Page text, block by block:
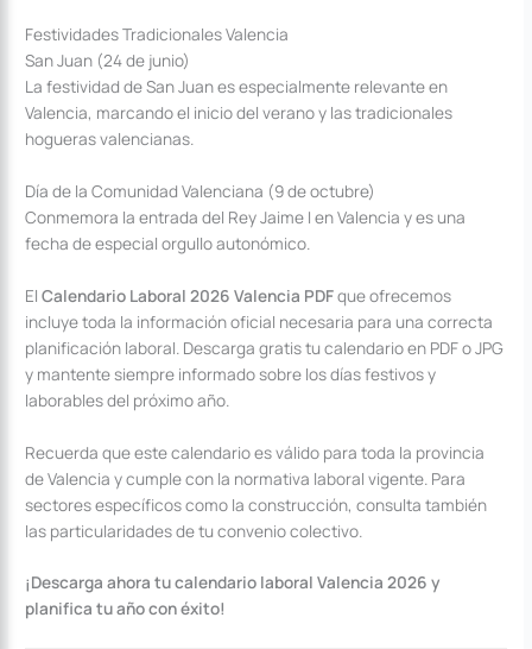
Festividades Tradicionales Valencia
San Juan (24 de junio)
La festividad de San Juan es especialmente relevante en
Valencia, marcando el inicio del verano y las tradicionales
hogueras valencianas.
Día de la Comunidad Valenciana (9 de octubre)
Conmemora la entrada del Rey Jaime I en Valencia y es una
fecha de especial orgullo autonómico.
ElCalendario Laboral 2026 Valencia PDFque ofrecemos
incluye toda la información oficial necesaria para una correcta
planificación laboral. Descarga gratis tu calendario en PDF o JPG
y mantente siempre informado sobre los días festivos y
laborables del próximo año.
Recuerda que este calendario es válido para toda la provincia
de Valencia y cumple con la normativa laboral vigente. Para
sectores específicos como la construcción, consulta también
las particularidades de tu convenio colectivo.
¡Descarga ahora tu calendario laboral Valencia 2026 y
planifica tu año con éxito!